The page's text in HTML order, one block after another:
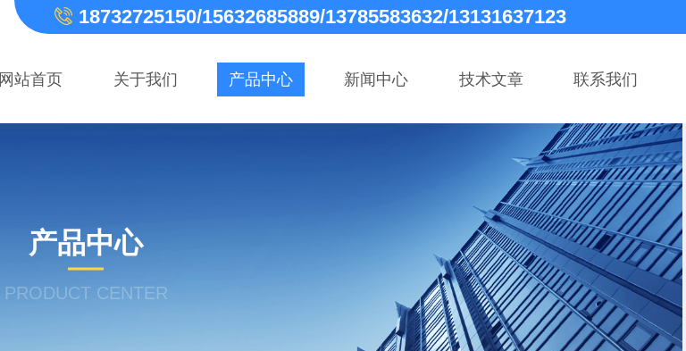
18732725150/15632685889/13785583632/13131637123
网站首页 关于我们 产品中心 新闻中心 技术文章 联系我们
产品中心
PRODUCT CENTER